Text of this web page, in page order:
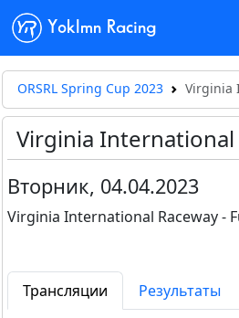
Yoklmn Racing
ORSRL Spring Cup 2023 Virginia
Virginia International
Вторник, 04.04.2023
Virginia International Raceway -
Трансляции Результаты